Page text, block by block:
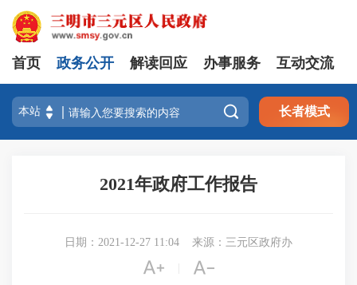
首页 政务公开 解读回应 办事服务 互动交流
 长者模式
2021年政府工作报告
日期：2021-12-27 11:04 来源：三元区政府办
 